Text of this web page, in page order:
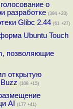
о
разработке (394 +23)
Glibc 2.44 (61 +27)
Ubuntu Touch
позволяющие
открытую
(108 +15)
AI
(177 +41)